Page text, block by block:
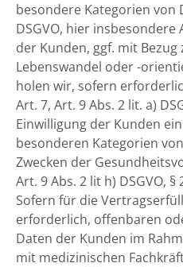
besondere Kategorien von
DSGVO, hier
der Kunden, ggf. mit
Lebenswandel oder -
holen wir, sofern
Art. 7, Art. 9 Abs. 2 lit. a)
Einwilligung der Kunden
besonderen Kategorien
Zwecken der
Art. 9 Abs. 2 lit h) DSGVO, §
Sofern für die
erforderlich, offenbaren
Daten der Kunden im
mit medizinischen